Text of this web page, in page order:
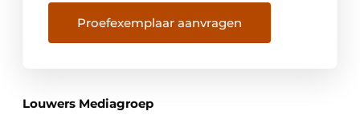
Proefexemplaar aanvragen
Louwers Mediagroep